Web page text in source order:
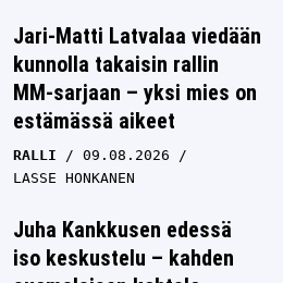
Jari-Matti Latvalaa viedään
kunnolla takaisin rallin
MM-sarjaan – yksi mies on
estämässä aikeet
RALLI
09.08.2026
LASSE HONKANEN
Juha Kankkusen edessä
iso keskustelu – kahden